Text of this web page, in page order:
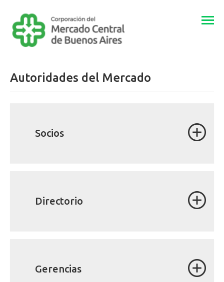
Autoridades del Mercado
Socios
Directorio
Gerencias